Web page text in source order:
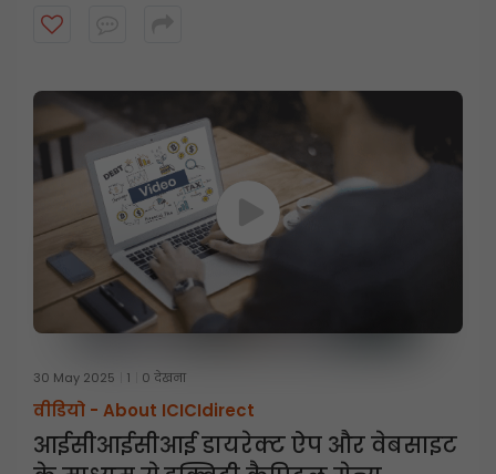
30 May 2025 1 0 देखना
वीडियो - About ICICIdirect
आईसीआईसीआई डायरेक्ट ऐप और वेबसाइट